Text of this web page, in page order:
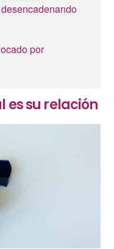
por
es su relación